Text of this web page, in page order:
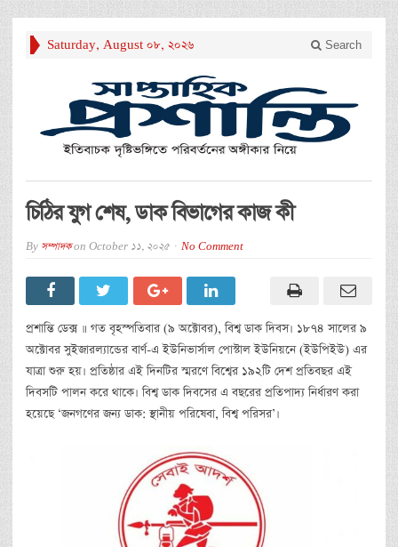
Saturday, August 08, 2026 Search
চিঠির যুগ শেষ, ডাক বিভাগের কাজ কী
By সম্পাদকon October 11, 2025 No Comment
প্রশান্তি ডেক্স ॥ গত বৃহস্পতিবার (৯ অক্টোবর), বিশ্ব ডাক দিবস। ১৮৭৪ সালের ৯
অক্টোবর সুইজারল্যান্ডের বার্ণ-এ ইউনিভার্সাল পোস্টাল ইউনিয়নে (ইউপিইউ) এর
যাত্রা শুরু হয়। প্রতিষ্ঠার এই দিনটির স্মরণে বিশ্বের ১৯২টি দেশ প্রতিবছর এই
দিবসটি পালন করে থাকে। বিশ্ব ডাক দিবসের এ বছরের প্রতিপাদ্য নির্ধারণ করা
হয়েছে ‘জনগণের জন্য ডাক: স্থানীয় পরিষেবা, বিশ্ব পরিসর’।